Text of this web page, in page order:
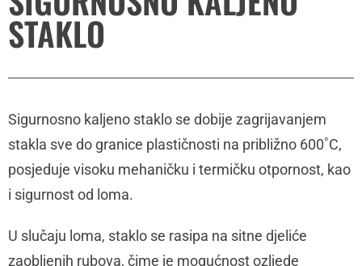
STAKLO
Sigurnosno kaljeno staklo se dobije zagrijavanjem
stakla sve do granice plastičnosti na približno 600˚C,
posjeduje visoku mehaničku i termičku otpornost, kao
i sigurnost od loma.
U slučaju loma, staklo se rasipa na sitne djeliće
zaobljenih rubova, čime je mogućnost ozljede